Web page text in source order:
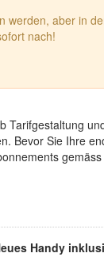
werden, aber in
nach!
Tarifgestaltung
Bevor Sie Ihre
Handy